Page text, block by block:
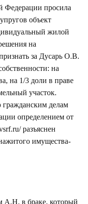
Федерации просила
объект
жилой
на
за Дусарь О.В.
на
на 1/3 доли в праве
участок.
делам
определением от
разъяснен
имущества-
А.Н. в браке, который